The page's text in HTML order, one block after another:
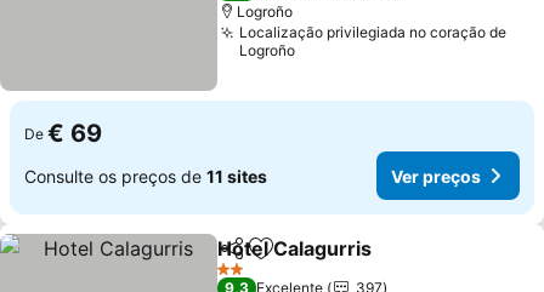
Logroño
Localização privilegiada no coração de
Logroño
De € 69
Consulte os preços de 11 sites Ver preços
PartilharAdicionar aos favoritos
Hotel Calagurris
2 Estrelas
9,3 Excelente
397